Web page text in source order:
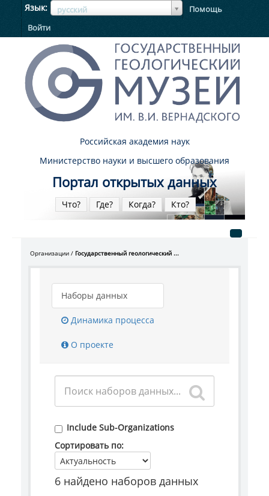
Язык русский
ЯзыкЯзык
Помощь
Войти
Российская академия наук
Министерство науки и высшего образования
Портал открытых данных
Что? Где? Когда? Кто?
Организации Государственный геологический ...
Наборы данных
Динамика процесса
О проекте
Include Sub-Organizations
Сортировать по
6 найдено наборов данных